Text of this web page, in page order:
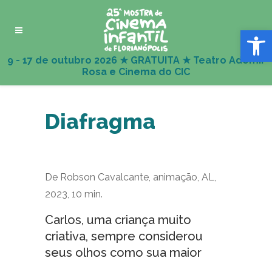
Abrir
Diafragma
De Robson Cavalcante, animação, AL,
2023, 10 min.
Carlos, uma criança muito
criativa, sempre considerou
seus olhos como sua maior